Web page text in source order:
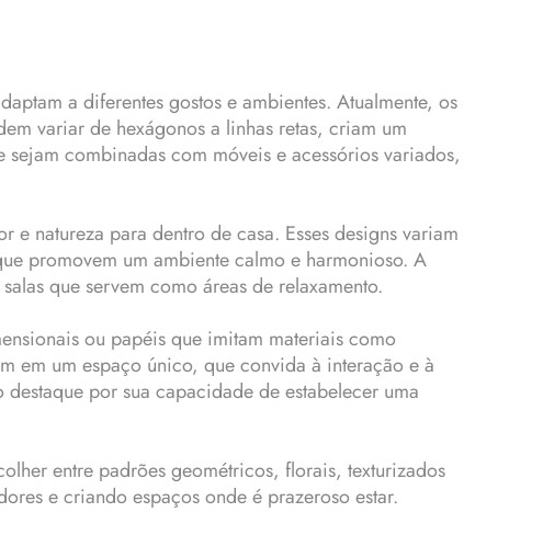
a diferentes gostos e ambientes. Atualmente, os
variar de hexágonos a linhas retas, criam um
combinadas com móveis e acessórios variados,
natureza para dentro de casa. Esses designs variam
promovem um ambiente calmo e harmonioso. A
que servem como áreas de relaxamento.
ou papéis que imitam materiais como
em um espaço único, que convida à interação e à
por sua capacidade de estabelecer uma
entre padrões geométricos, florais, texturizados
e criando espaços onde é prazeroso estar.